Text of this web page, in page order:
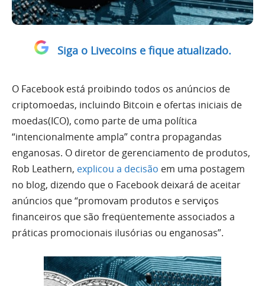
Siga o Livecoins e fique atualizado.
O Facebook está proibindo todos os anúncios de
criptomoedas, incluindo Bitcoin e ofertas iniciais de
moedas(ICO), como parte de uma política
“intencionalmente ampla” contra propagandas
enganosas. O diretor de gerenciamento de produtos,
Rob Leathern, explicou a decisão em uma postagem
no blog, dizendo que o Facebook deixará de aceitar
anúncios que “promovam produtos e serviços
financeiros que são freqüentemente associados a
práticas promocionais ilusórias ou enganosas”.